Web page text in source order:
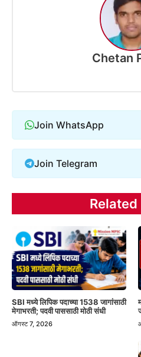
Chetan
Join WhatsApp
Join Telegram
Related
SBI मध्ये लिपिक पदाच्या 1538 जागांसाठी
मेगाभरती; पदवी पाससाठी मोठी संधी
ऑगस्ट 7, 2026